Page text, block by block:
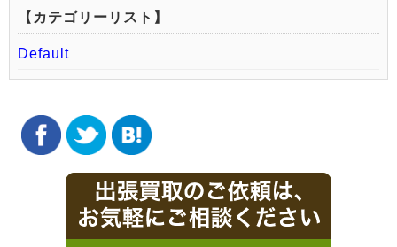
【カテゴリーリスト】
Default